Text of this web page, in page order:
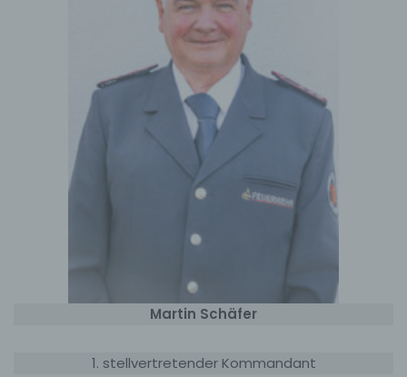
Martin Schäfer
1. stellvertretender Kommandant